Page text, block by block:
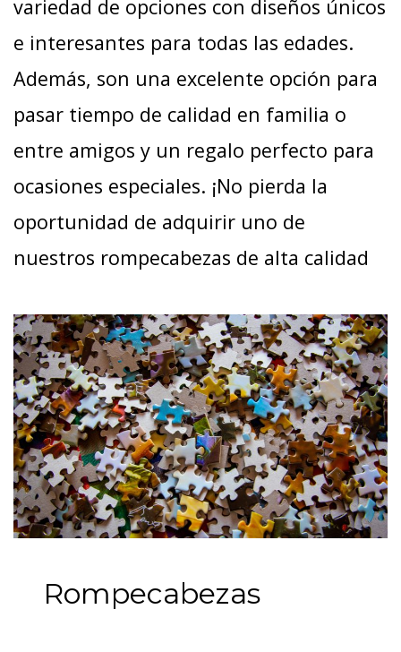
variedad de opciones con diseños únicos
e interesantes para todas las edades.
Además, son una excelente opción para
pasar tiempo de calidad en familia o
entre amigos y un regalo perfecto para
ocasiones especiales. ¡No pierda la
oportunidad de adquirir uno de
nuestros rompecabezas de alta calidad
Rompecabezas